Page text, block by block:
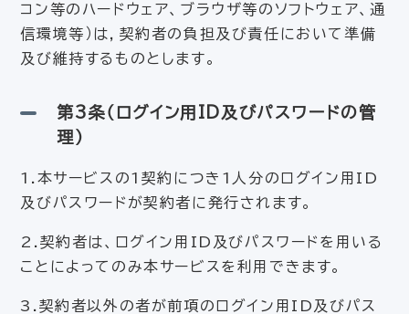
コン等のハードウェア、ブラウザ等のソフトウェア、通
信環境等）は，契約者の負担及び責任において準備
及び維持するものとします。
第3条（ログイン用ID及びパスワードの管
理）
1.本サービスの1契約につき1人分のログイン用ID
及びパスワードが契約者に発行されます。
2.契約者は、ログイン用ID及びパスワードを用いる
ことによってのみ本サービスを利用できます。
3.契約者以外の者が前項のログイン用ID及びパス